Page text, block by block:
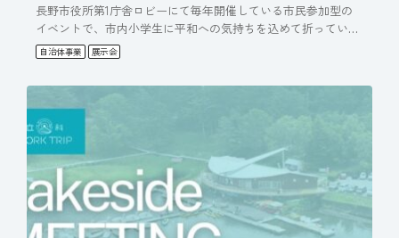
長野市役所第1庁舎ロビーにて毎年開催している市民参加型の
イベントで、市内小学生に平和への気持ちを込めて折っていた
だいた折…
自治体事業 展示会